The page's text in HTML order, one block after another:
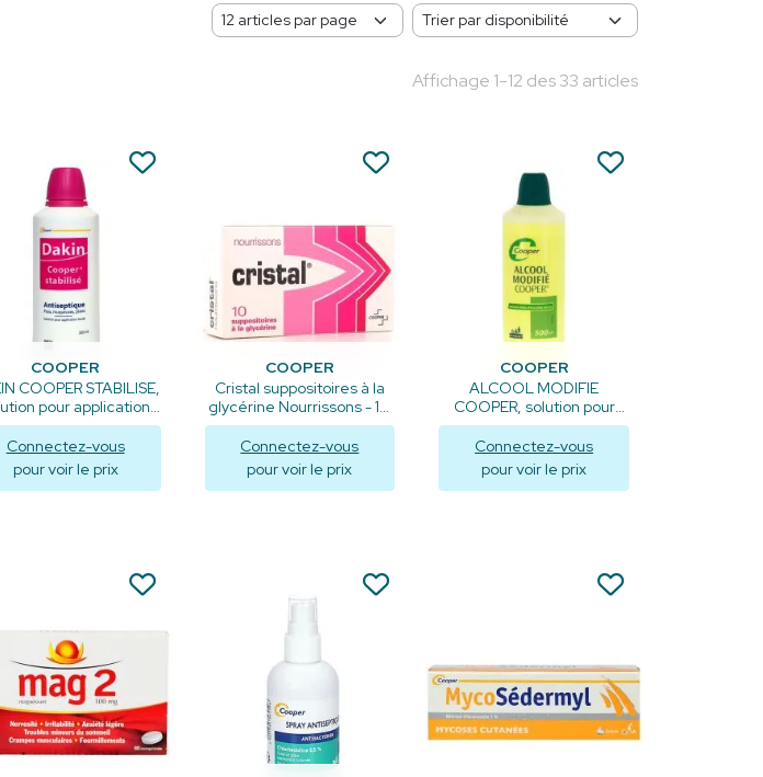
Affichage 1-12 des 33 articles
COOPER
COOPER STABILISE,
pour application
en flacon - 250ml
Connectez-vous
pour voir le prix
COOPER
Cristal suppositoires à la
glycérine Nourrissons - 10
Suppositoires
Connectez-vous
pour voir le prix
COOPER
ALCOOL MODIFIE
COOPER, solution pour
application cutanée -
500ml
Connectez-vous
pour voir le prix